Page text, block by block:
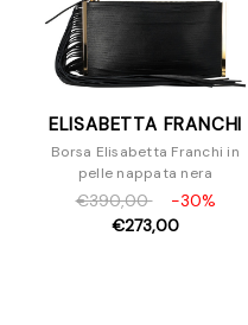
ELISABETTA FRANCHI
Borsa Elisabetta Franchi in
pelle nappata nera
€390,00
-30%
€273,00